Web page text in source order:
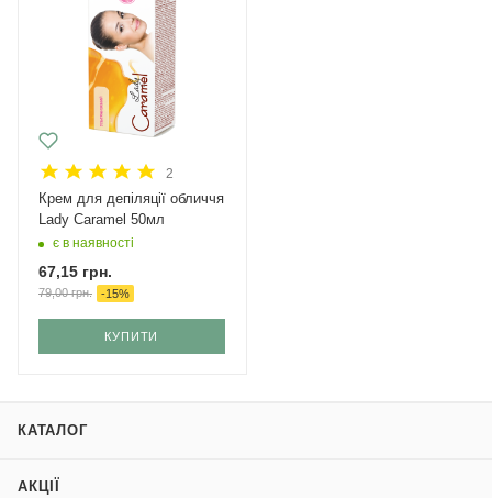
2
Крем для депіляції обличчя
Lady Caramel 50мл
є в наявності
67,15 грн.
79,00грн. -15%
КУПИТИ
КАТАЛОГ
АКЦІЇ